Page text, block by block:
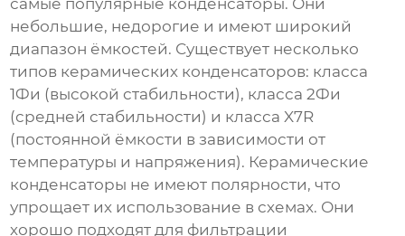
самые популярные конденсаторы. Они
небольшие, недорогие и имеют широкий
диапазон ёмкостей. Существует несколько
типов керамических конденсаторов: класса
1Фи (высокой стабильности), класса 2Фи
(средней стабильности) и класса X7R
(постоянной ёмкости в зависимости от
температуры и напряжения). Керамические
конденсаторы не имеют полярности, что
упрощает их использование в схемах. Они
хорошо подходят для фильтрации